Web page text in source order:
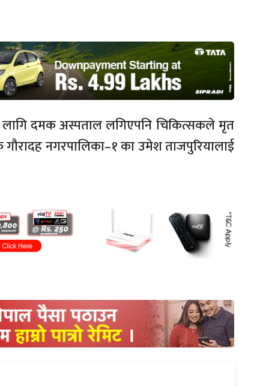
लागि दमक अस्पताल लगिएपनि चिकित्सकले मृत
नगरपालिका–१ का उमेश ताजपुरियालाई